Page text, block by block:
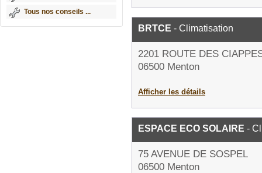
Tous nos conseils ...
BRTCE - Climatisation
2201 ROUTE DES
06500 Menton
Afficher les détails
ESPACE ECO SOLAIRE -
75 AVENUE DE SOSPEL
06500 Menton